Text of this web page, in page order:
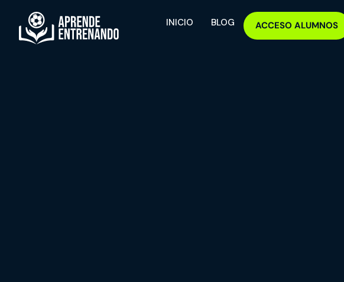
INICIO BLOG ACCESO ALUMNOS